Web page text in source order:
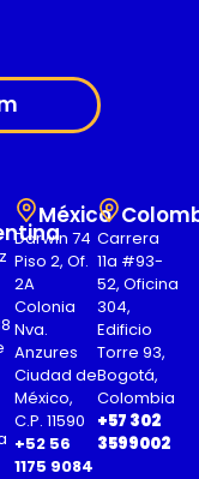
México
Darwin 74
Piso 2, Of.
2A
Colonia
Nva.
Anzures
Ciudad de
México,
C.P. 11590
+52 56
1175 9084
Carrera
11a #93-
52, Oficina
304,
Edificio
Torre 93,
Bogotá,
Colombia
+57 302
3599002